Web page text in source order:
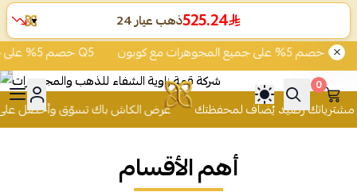
خصم 5% على جميع المجوهرات مع كوبون Q5 خصم 5% على جميع المجوهرات مع كوبون Q5
والمجوهرات
0
عرض الكاش باك تسوّق وأحصل على 2% من قيمة مشترياتك رصيد
أهم الأقسام
ذهب عيار 24525.24
▼